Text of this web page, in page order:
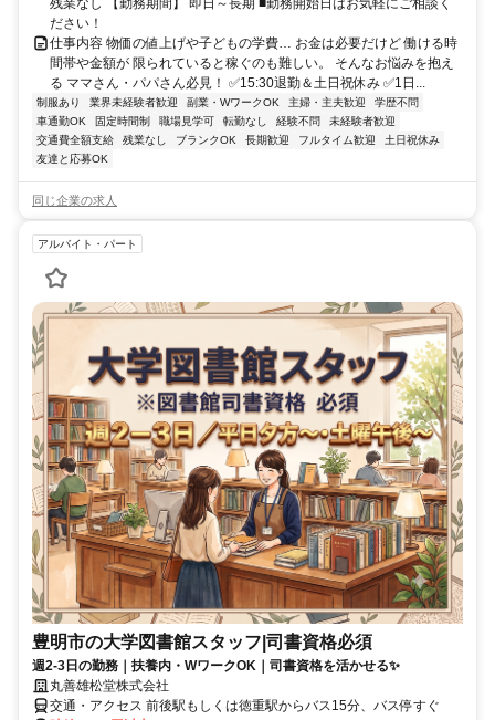
残業なし 【勤務期間】 即日～長期 ■勤務開始日はお気軽にご相談く
ださい！
仕事内容 物価の値上げや子どもの学費… お金は必要だけど 働ける時
間帯や金額が 限られていると稼ぐのも難しい。 そんなお悩みを抱え
る ママさん・パパさん必見！ ✅15:30退勤＆土日祝休み ✅1日...
制服あり 業界未経験者歓迎 副業・WワークOK 主婦・主夫歓迎
学歴不問
車通勤OK
固定時間制 職場見学可 転勤なし 経験不問
未経験者歓迎
交通費全額支給
残業なし ブランクOK 長期歓迎 フルタイム歓迎
土日祝休み
友達と応募OK
同じ企業の求人
アルバイト・パート
豊明市の大学図書館スタッフ|司書資格必須
週2-3日の勤務｜扶養内・WワークOK｜司書資格を活かせる✨
丸善雄松堂株式会社
交通・アクセス 前後駅もしくは徳重駅からバス15分、バス停すぐ